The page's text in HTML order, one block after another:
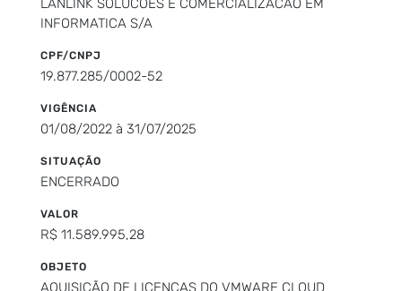
LANLINK SOLUCOES E COMERCIALIZACAO EM
INFORMATICA S/A
CPF/CNPJ
19.877.285/0002-52
VIGÊNCIA
01/08/2022 à 31/07/2025
SITUAÇÃO
ENCERRADO
VALOR
R$ 11.589.995,28
OBJETO
AQUISIÇÃO DE LICENÇAS DO VMWARE CLOUD